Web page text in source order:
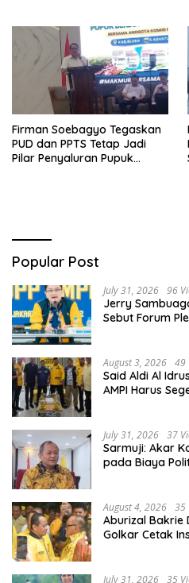
Firman Soebagyo Tegaskan
PUD dan PPTS Tetap Jadi
Pilar Penyaluran Pupuk
Popular Post
July 31, 2026 96
Jerry
Sebut Forum
August 3, 2026 49
Said Aldi Al
AMPI Harus
July 31, 2026 37
Sarmuji: Akar
pada Biaya
August 4, 2026 35
Aburizal Bakrie
Golkar Cetak
July 31, 2026 35